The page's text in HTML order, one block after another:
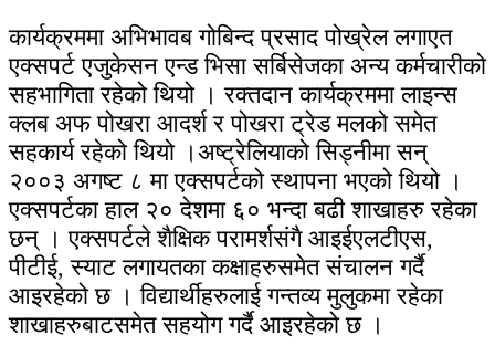
कार्यक्रममा अभिभावब गोबिन्द प्रसाद पोख्रेल लगाएत
एक्सपर्ट एजुकेसन एन्ड भिसा सर्बिसेजका अन्य कर्मचारीको
सहभागिता रहेको थियो । रक्तदान कार्यक्रममा लाइन्स
क्लब अफ पोखरा आदर्श र पोखरा ट्रेड मलको समेत
सहकार्य रहेको थियो ।अष्ट्रेलियाको सिड्नीमा सन्
२००३ अगष्ट ८ मा एक्सपर्टको स्थापना भएको थियो ।
एक्सपर्टका हाल २० देशमा ६० भन्दा बढी शाखाहरु रहेका
छन् । एक्सपर्टले शैक्षिक परामर्शसंगै आइईएलटीएस,
पीटीई, स्याट लगायतका कक्षाहरुसमेत संचालन गर्दै
आइरहेको छ । विद्यार्थीहरुलाई गन्तव्य मुलुकमा रहेका
शाखाहरुबाटसमेत सहयोग गर्दै आइरहेको छ ।